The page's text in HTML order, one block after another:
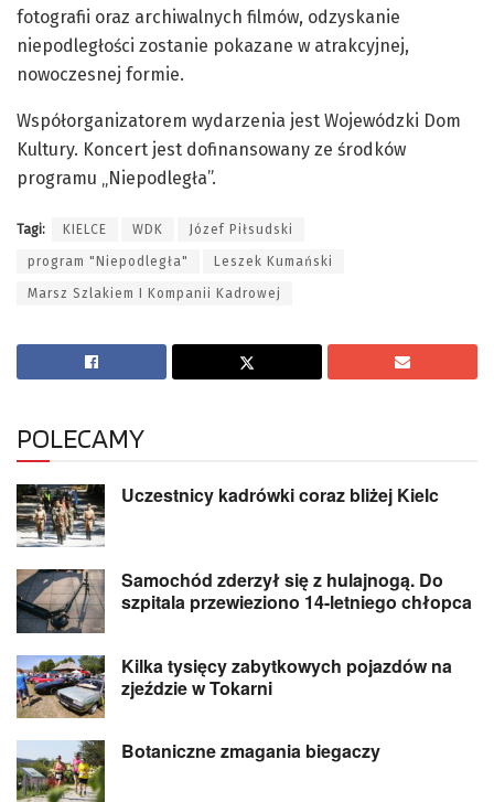
fotografii oraz archiwalnych filmów, odzyskanie
niepodległości zostanie pokazane w atrakcyjnej,
nowoczesnej formie.
Współorganizatorem wydarzenia jest Wojewódzki Dom
Kultury. Koncert jest dofinansowany ze środków
programu „Niepodległa”.
Tagi: KIELCE WDK Józef Piłsudski
program "Niepodległa" Leszek Kumański
Marsz Szlakiem I Kompanii Kadrowej
POLECAMY
Uczestnicy kadrówki coraz bliżej Kielc
Samochód zderzył się z hulajnogą. Do
szpitala przewieziono 14-letniego chłopca
Kilka tysięcy zabytkowych pojazdów na
zjeździe w Tokarni
Botaniczne zmagania biegaczy